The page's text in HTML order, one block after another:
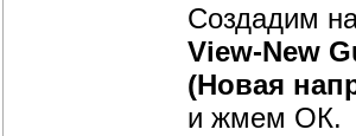
Создадим
View-New
(Новая
и жмем ОК.